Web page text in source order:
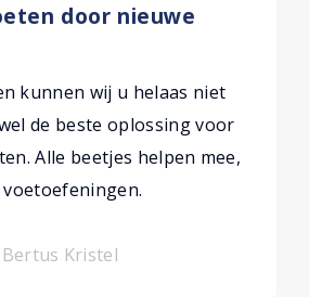
door nieuwe
kunnen wij u helaas niet
de beste oplossing voor
Alle beetjes helpen mee,
Kristel